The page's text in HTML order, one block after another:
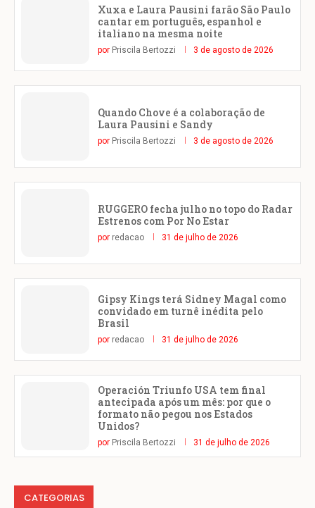
Xuxa e Laura Pausini farão São Paulo
cantar em português, espanhol e
italiano na mesma noite
por Priscila Bertozzi 3 de agosto de 2026
Quando Chove é a colaboração de
Laura Pausini e Sandy
por Priscila Bertozzi 3 de agosto de 2026
RUGGERO fecha julho no topo do Radar
Estrenos com Por No Estar
por redacao 31 de julho de 2026
Gipsy Kings terá Sidney Magal como
convidado em turnê inédita pelo
Brasil
por redacao 31 de julho de 2026
Operación Triunfo USA tem final
antecipada após um mês: por que o
formato não pegou nos Estados
Unidos?
por Priscila Bertozzi 31 de julho de 2026
CATEGORIAS